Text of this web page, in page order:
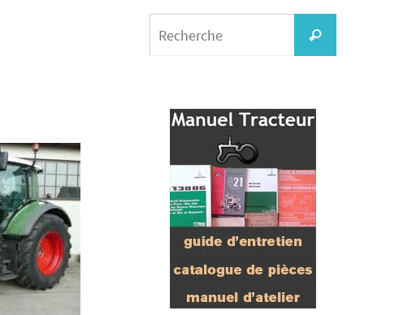
Recherche